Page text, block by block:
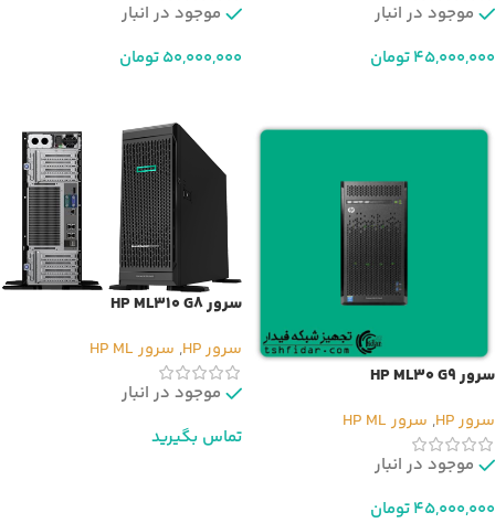
موجود در انبار
45,000,000تومان
موجود در انبار
50,000,000تومان
سرور HP ML30 G9
سرور HP
, سرور HP ML
موجود در انبار
45,000,000تومان
سرور HP ML310 G8
سرور HP
, سرور HP ML
موجود در انبار
تماس بگیرید